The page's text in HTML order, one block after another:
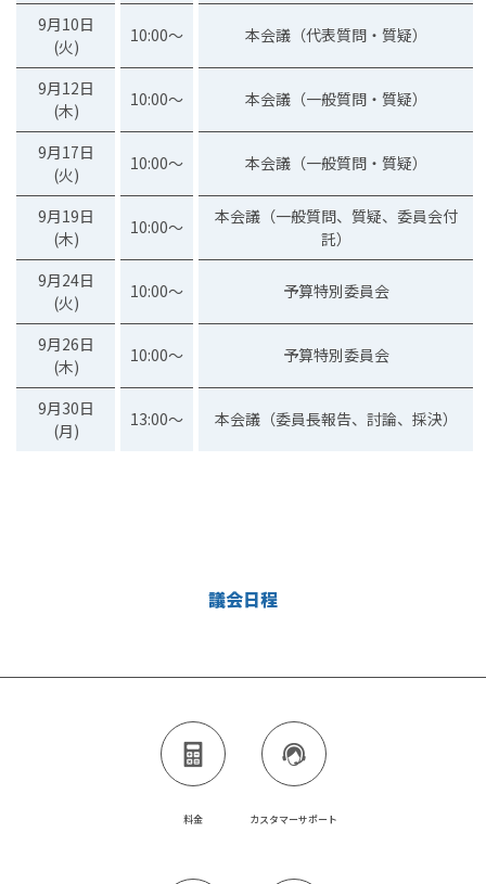
9月10日
(火)
10:00～ 本会議（代表質問・質疑）
9月12日
(木)
10:00～ 本会議（一般質問・質疑）
9月17日
(火)
10:00～ 本会議（一般質問・質疑）
9月19日
(木)
10:00～
本会議（一般質問、質疑、委員会付
託）
9月24日
(火)
10:00～ 予算特別委員会
9月26日
(木)
10:00～ 予算特別委員会
9月30日
(月)
13:00～ 本会議（委員長報告、討論、採決）
議会日程
料金 カスタマーサポート